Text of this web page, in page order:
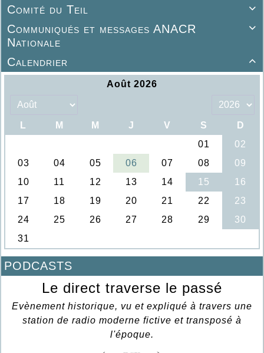

Comité du Teil

Communiqués et messages ANACR
Nationale

Calendrier
PODCASTS
Le direct traverse le passé
Evènement historique, vu et expliqué à travers une
station de radio moderne fictive et transposé à
l'époque.